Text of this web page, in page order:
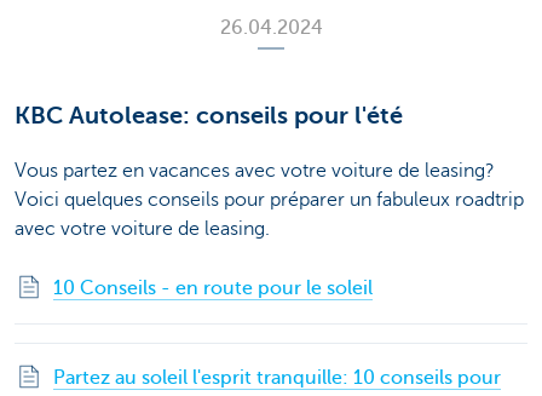
26.04.2024
KBC Autolease: conseils pour l'été
Vous partez en vacances avec votre voiture de leasing?
Voici quelques conseils pour préparer un fabuleux roadtrip
avec votre voiture de leasing.
10 Conseils - en route pour le soleil
Partez au soleil l'esprit tranquille: 10 conseils pour